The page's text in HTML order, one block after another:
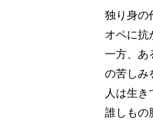
独り身の
オペに抗
一方、あ
の苦しみ
人は生き
誰しもの